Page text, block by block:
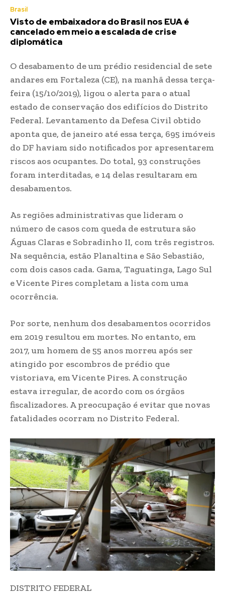
Brasil
Visto de embaixadora do Brasil nos EUA é
cancelado em meio a escalada de crise
diplomática
O desabamento de um prédio residencial de sete
andares em Fortaleza (CE), na manhã dessa terça-
feira (15/10/2019), ligou o alerta para o atual
estado de conservação dos edifícios do Distrito
Federal. Levantamento da Defesa Civil obtido
aponta que, de janeiro até essa terça, 695 imóveis
do DF haviam sido notificados por apresentarem
riscos aos ocupantes. Do total, 93 construções
foram interditadas, e 14 delas resultaram em
desabamentos.
As regiões administrativas que lideram o
número de casos com queda de estrutura são
Águas Claras e Sobradinho II, com três registros.
Na sequência, estão Planaltina e São Sebastião,
com dois casos cada. Gama, Taguatinga, Lago Sul
e Vicente Pires completam a lista com uma
ocorrência.
Por sorte, nenhum dos desabamentos ocorridos
em 2019 resultou em mortes. No entanto, em
2017, um homem de 55 anos morreu após ser
atingido por escombros de prédio que
vistoriava, em Vicente Pires. A construção
estava irregular, de acordo com os órgãos
fiscalizadores. A preocupação é evitar que novas
fatalidades ocorram no Distrito Federal.
DISTRITO FEDERAL